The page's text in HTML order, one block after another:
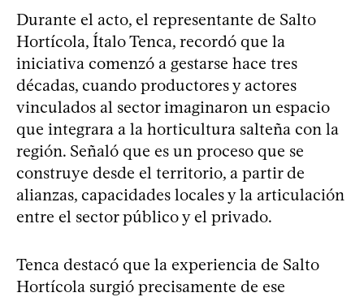
Durante el acto, el representante de Salto
Hortícola, Ítalo Tenca, recordó que la
iniciativa comenzó a gestarse hace tres
décadas, cuando productores y actores
vinculados al sector imaginaron un espacio
que integrara a la horticultura salteña con la
región. Señaló que es un proceso que se
construye desde el territorio, a partir de
alianzas, capacidades locales y la articulación
entre el sector público y el privado.
Tenca destacó que la experiencia de Salto
Hortícola surgió precisamente de ese